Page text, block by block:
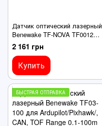
Датчик оптический лазерный
Benewake TF-NOVA TF0012
для Arduino/Pixhawk,
UART/I2C, TOF Range 0.1-14m
2 161 грн
Купить
БЫСТРАЯ ОТПРАВКА